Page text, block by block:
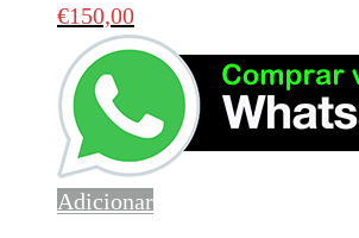
€150,00
Adicionar